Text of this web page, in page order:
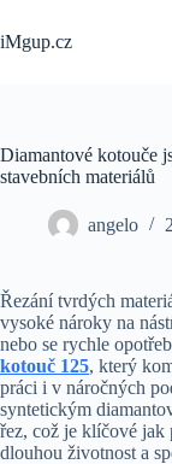
to
content
iMgup.cz
Diamantové kotouče
stavebních materiálů
angelo
Řezání tvrdých
vysoké nároky na
nebo se rychle
kotouč 125, který
práci i v náročných
syntetickým
řez, což je klíčové jak
dlouhou životnost a